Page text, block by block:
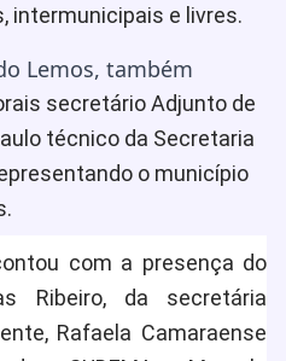
intermunicipais e livres.
Lemos, também
secretário Adjunto de
técnico da Secretaria
o município
com a presença do
Ribeiro, da secretária
Rafaela Camaraense